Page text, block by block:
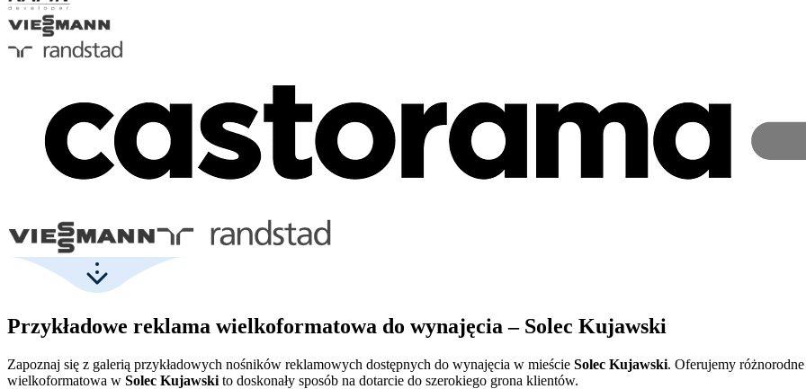
Przykładowe reklama wielkoformatowa do wynajęcia – Solec Kujawski
Zapoznaj się z galerią przykładowych nośników reklamowych dostępnych do wynajęcia w mieście Solec Kujawski. Oferujemy
wielkoformatowa w Solec Kujawski to doskonały sposób na dotarcie do szerokiego grona klientów.